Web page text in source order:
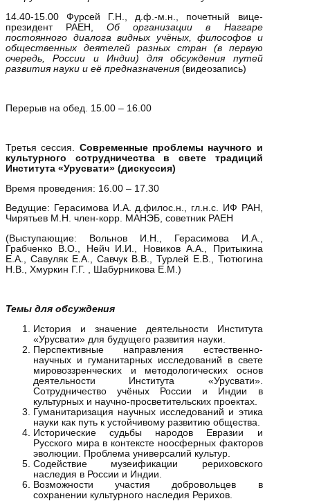
14.40-15.00 Фурсей Г.Н., д.ф.-м.н., почетный вице-
президент РАЕН,Об организации в Наггаре
постоянного диалога видных учёных, философов и
общественных деятелей разных стран (в первую
очередь, России и Индии) для обсуждения путей
развития науки и её предназначения(видеозапись)
Перерыв на обед. 15.00 – 16.00
Третья сессия. Современные проблемы научного и
культурного сотрудничества в свете традиций
Института «Урусвати» (дискуссия)
Время проведения: 16.00 – 17.30
Ведущие: Герасимова И.А. д.филос.н., гл.н.с. ИФ РАН,
Чирятьев М.Н. член-корр. МАНЭБ, советник РАЕН
(Выступающие: Вольнов И.Н., Герасимова И.А.,
Грабченко В.О., Нейч И.И., Новиков А.А., Притыкина
Е.А., Савуляк Е.А., Савчук В.В., Турлей Е.В., Тютюгина
Н.В., Хмуркин Г.Г. , Шабурникова Е.М.)
Темы для обсуждения
История и значение деятельности Института
«Урусвати» для будущего развития науки.
Перспективные направления естественно-
научных и гуманитарных исследований в свете
мировоззренческих и методологических основ
деятельности Института «Урусвати».
Сотрудничество учёных России и Индии в
культурных и научно-просветительских проектах.
Гуманитаризация научных исследований и этика
науки как путь к устойчивому развитию общества.
Исторические судьбы народов Евразии и
Русского мира в контексте ноосферных факторов
эволюции. Проблема универсалий культур.
Содействие музеификации рериховского
наследия в России и Индии.
Возможности участия добровольцев в
сохранении культурного наследия Рерихов.